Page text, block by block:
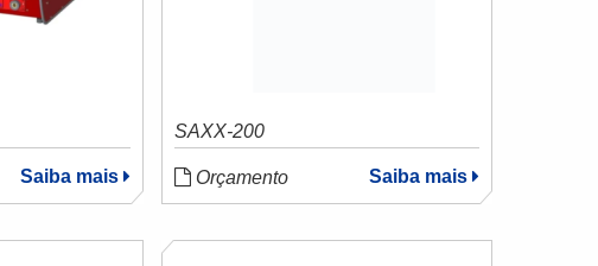
Saiba mais
SAXX-200
Orçamento Saiba mais